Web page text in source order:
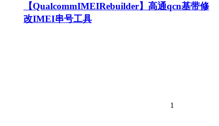
【QualcommIMEIRebuilder】高通qcn基带修
改IMEI串号工具
1